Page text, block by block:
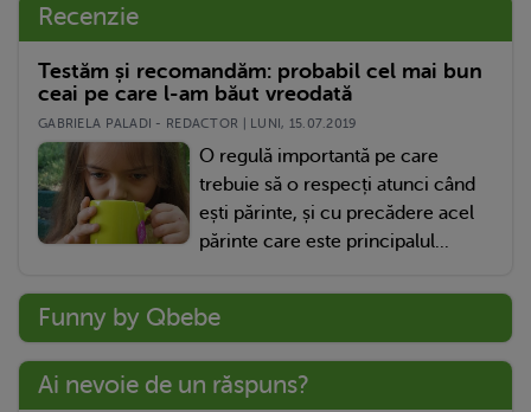
Recenzie
Testăm și recomandăm: probabil cel mai bun
ceai pe care l-am băut vreodată
GABRIELA PALADI - REDACTOR | LUNI, 15.07.2019
O regulă importantă pe care
trebuie să o respecți atunci când
ești părinte, și cu precădere acel
părinte care este principalul...
Funny by Qbebe
Ai nevoie de un răspuns?